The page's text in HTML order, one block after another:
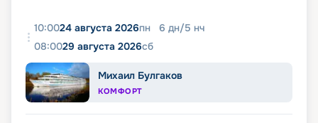
10:0024 августа 2026пн 6 дн/5 нч
08:0029 августа 2026сб
Михаил Булгаков
КОМФОРТ